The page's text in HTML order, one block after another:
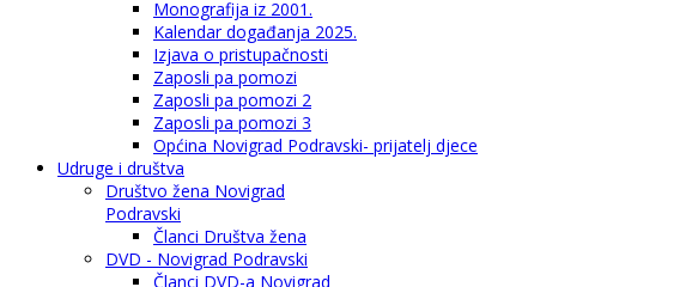
Monografija iz 2001.
Kalendar događanja 2025.
Izjava o pristupačnosti
Zaposli pa pomozi
Zaposli pa pomozi 2
Zaposli pa pomozi 3
Općina Novigrad Podravski- prijatelj djece
Udruge i društva
Društvo žena Novigrad
Podravski
Članci Društva žena
DVD - Novigrad Podravski
Članci DVD-a Novigrad